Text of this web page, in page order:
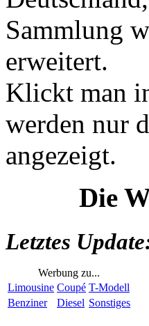
Sammlung
erweitert.
Klickt man
werden nur
angezeigt.
Die
Letztes
Werbung zu...
Limousine Coupé T-Modell
Benziner
Diesel Sonstiges